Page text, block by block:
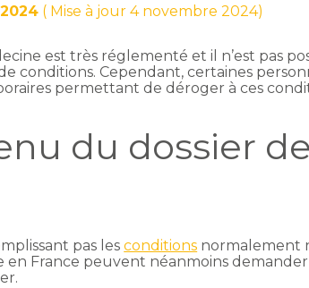
( Mise à jour 4 novembre 2024)
est très réglementé et il n’est pas
conditions. Cependant, certaines
permettant de déroger à ces
du dossier
pas lesconditions normalement
en France peuvent néanmoins